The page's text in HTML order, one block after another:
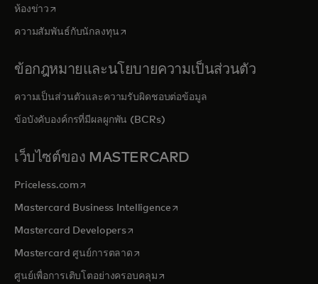
ห้องข่าว opens in a new tab
ความสัมพันธ์กับนักลงทุนopens in a new tab
ข้อกฎหมายและนโยบายความเป็นส่วนตัว
ความเป็นส่วนตัวและความรับผิดชอบต่อข้อมูล
ข้อบังคับองค์กรที่มีผลผูกพัน (BCRs)
เว็บไซต์ของ MASTERCARD
Priceless.com opens in a new tab
Mastercard Business Intelligenceopens in a new tab
Mastercard Developersopens in a new tab
Mastercard ศูนย์การตลาด opens in a new tab
ศูนย์เพื่อการเติบโตอย่างครอบคลุมopens in a new tab